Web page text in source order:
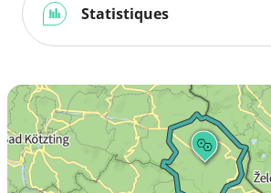
Statistiques